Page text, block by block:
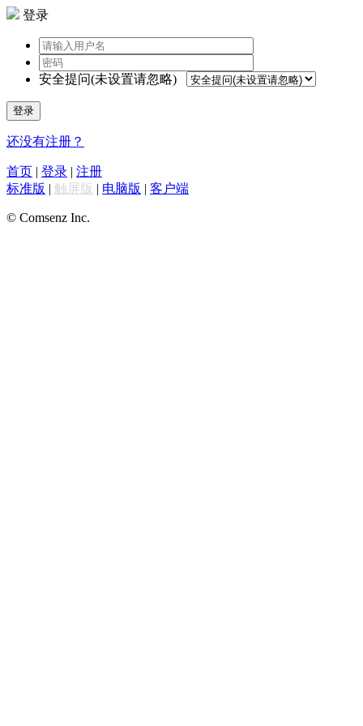
登录
安全提问(未设置请忽略)
登录
还没有注册？
首页 | 登录 | 注册
标准版 | 触屏版 | 电脑版 | 客户端
© Comsenz Inc.